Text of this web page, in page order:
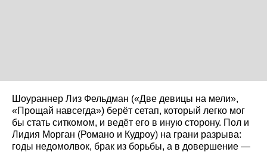
Шоураннер Лиз Фельдман («Две девицы на мели»,
«Прощай навсегда») берёт сетап, который легко мог
бы стать ситкомом, и ведёт его в иную сторону. Пол и
Лидия Морган (Романо и Кудроу) на грани разрыва:
годы недомолвок, брак из борьбы, а в довершение —